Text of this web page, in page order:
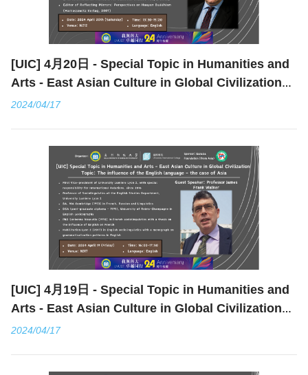
[UIC] 4月20日 - Special Topic in Humanities and
Arts - East Asian Culture in Global Civilization
(Topic: The Globalisation of Buddhism:
2024/04/17
[UIC] 4月19日 - Special Topic in Humanities and
Arts - East Asian Culture in Global Civilization
(Topic: The influence of the English language -
2024/04/17